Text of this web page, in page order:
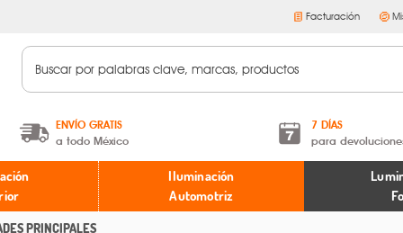
Facturación
ENVÍO GRATIS
a todo México
A partir de $599 MXN.
* Aplican restricciones
7 DÍAS
para
Términos y condiciones
Políticas de devoluciones
Iluminación
Automotriz
PRINCIPALES